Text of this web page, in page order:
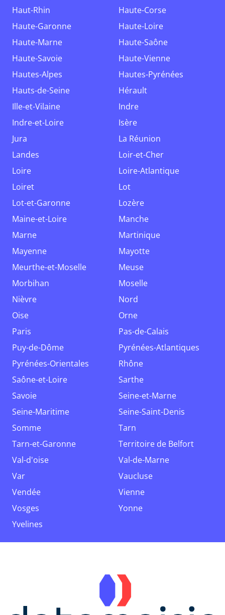
Haut-Rhin
Haute-Corse
Haute-Garonne
Haute-Loire
Haute-Marne
Haute-Saône
Haute-Savoie
Haute-Vienne
Hautes-Alpes
Hautes-Pyrénées
Hauts-de-Seine
Hérault
Ille-et-Vilaine
Indre
Indre-et-Loire
Isère
Jura
La Réunion
Landes
Loir-et-Cher
Loire
Loire-Atlantique
Loiret
Lot
Lot-et-Garonne
Lozère
Maine-et-Loire
Manche
Marne
Martinique
Mayenne
Mayotte
Meurthe-et-Moselle
Meuse
Morbihan
Moselle
Nièvre
Nord
Oise
Orne
Paris
Pas-de-Calais
Puy-de-Dôme
Pyrénées-Atlantiques
Pyrénées-Orientales
Rhône
Saône-et-Loire
Sarthe
Savoie
Seine-et-Marne
Seine-Maritime
Seine-Saint-Denis
Somme
Tarn
Tarn-et-Garonne
Territoire de Belfort
Val-d'oise
Val-de-Marne
Var
Vaucluse
Vendée
Vienne
Vosges
Yonne
Yvelines